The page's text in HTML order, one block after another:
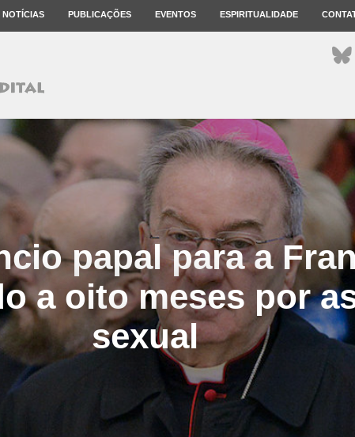
NOTÍCIAS PUBLICAÇÕES EVENTOS ESPIRITUALIDADE
papal para a
a oito meses por
sexual